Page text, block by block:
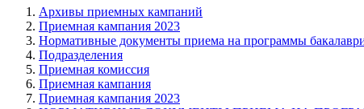
Архивы приемных кампаний
Приемная кампания 2023
Нормативные документы приема на программы
Подразделения
Приемная комиссия
Приемная кампания
Приемная кампания 2023